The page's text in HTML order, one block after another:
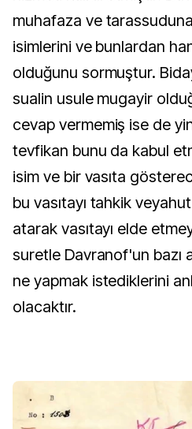
muhafaza ve
isimlerini ve bunlardan
olduğunu sormuştur.
sualin usule mugayir
cevap vermemiş ise de
tevfikan bunu da kabul
isim ve bir vasıta
bu vasıtayı tahkik veyahut
atarak vasıtayı elde
suretle Davranof'un bazı
ne yapmak istediklerini
olacaktır.